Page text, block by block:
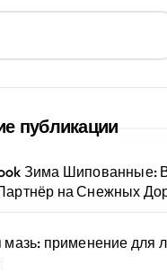
публикации
Зима Шипованные:
на Снежных
применение для